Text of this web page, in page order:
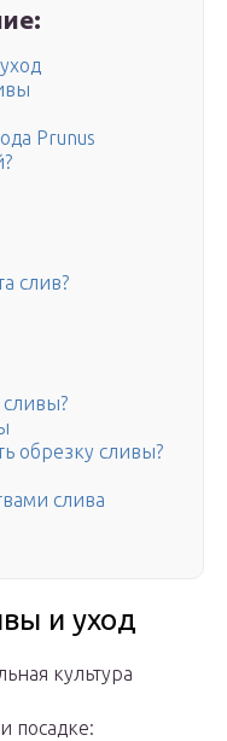
Prunus
слив?
обрезку сливы?
слива
и уход
культура
посадке: